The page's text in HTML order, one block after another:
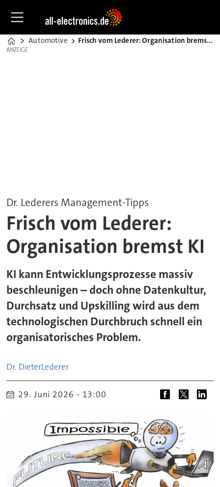
Home
Automotive Frisch vom Lederer: Organisation bremst KI
ANZEIGE
ANZEIGE
Dr. Lederers Management-Tipps
Frisch vom Lederer:
Organisation bremst KI
KI kann Entwicklungsprozesse massiv
beschleunigen – doch ohne Datenkultur,
Durchsatz und Upskilling wird aus dem
technologischen Durchbruch schnell ein
organisatorisches Problem.
Dr. DieterLederer
29. Juni 2026 - 13:00